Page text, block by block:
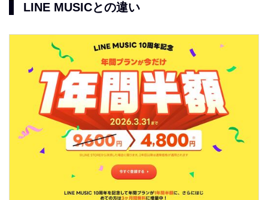
LINE MUSICとの違い